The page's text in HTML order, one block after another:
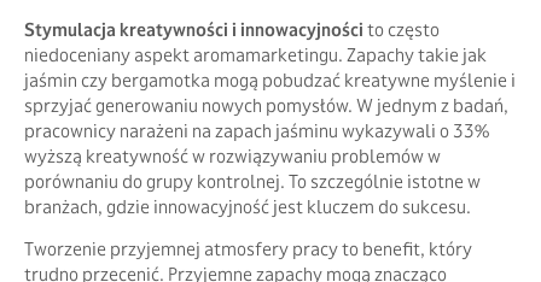
Stymulacja kreatywności i innowacyjności to często
niedoceniany aspekt aromamarketingu. Zapachy takie jak
jaśmin czy bergamotka mogą pobudzać kreatywne myślenie i
sprzyjać generowaniu nowych pomysłów. W jednym z badań,
pracownicy narażeni na zapach jaśminu wykazywali o 33%
wyższą kreatywność w rozwiązywaniu problemów w
porównaniu do grupy kontrolnej. To szczególnie istotne w
branżach, gdzie innowacyjność jest kluczem do sukcesu.
Tworzenie przyjemnej atmosfery pracy to benefit, który
trudno przecenić. Przyjemne zapachy mogą znacząco